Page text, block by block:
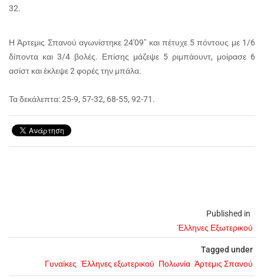
Published in
Έλληνες Εξωτερικού
Tagged under
Γυναίκες Έλληνες εξωτερικού Πολωνία Άρτεμις Σπανού
32.
Η Άρτεμις Σπανού αγωνίστηκε 24'09" και πέτυχε 5 πόντους με 1/6
δίποντα και 3/4 βολές. Επίσης μάζεψε 5 ριμπάουντ, μοίρασε 6
ασίστ και έκλεψε 2 φορές την μπάλα.
Τα δεκάλεπτα: 25-9, 57-32, 68-55, 92-71.